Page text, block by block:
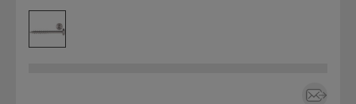
Firmainformasjon